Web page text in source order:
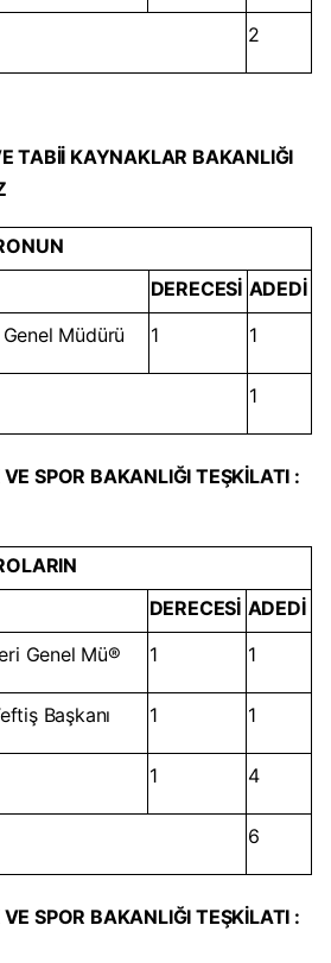
2
TABİİ KAYNAKLAR BAKANLIĞI
DERECESİ ADEDİ
Müdürü 1 1
1
SPOR BAKANLIĞI TEŞKİLATI :
DERECESİ ADEDİ
Genel Mü® 1 1
Başkanı 1 1
1 4
6
SPOR BAKANLIĞI TEŞKİLATI :